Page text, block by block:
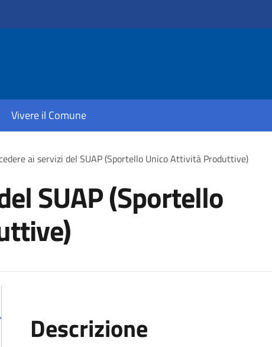
Vivere il Comune
ai servizi del SUAP (Sportello Unico Attività Produttive)
SUAP (Sportello
Descrizione